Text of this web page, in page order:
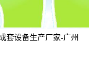
套设备生产厂家-广州